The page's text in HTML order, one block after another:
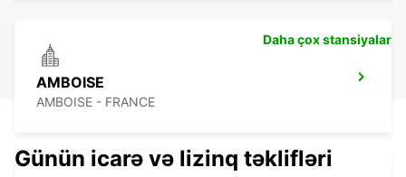
AMBOISE
AMBOISE - FRANCE
Daha çox stansiyalar
Günün icarə və lizinq təklifləri